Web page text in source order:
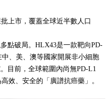
上市，覆蓋全球近半數人口
點破局。HLX43是一款靶向PD-
、美、澳等國家開展非小細胞
目前，全球範圍內尚無PD-L1
效、安全的「廣譜抗癌藥」。